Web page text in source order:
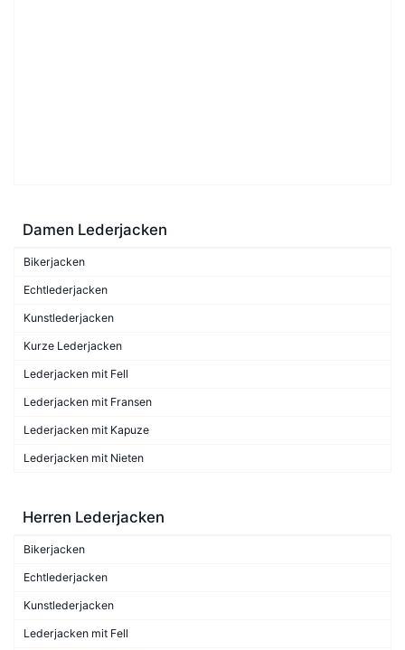
Damen Lederjacken
Bikerjacken
Echtlederjacken
Kunstlederjacken
Kurze Lederjacken
Lederjacken mit Fell
Lederjacken mit Fransen
Lederjacken mit Kapuze
Lederjacken mit Nieten
Herren Lederjacken
Bikerjacken
Echtlederjacken
Kunstlederjacken
Lederjacken mit Fell